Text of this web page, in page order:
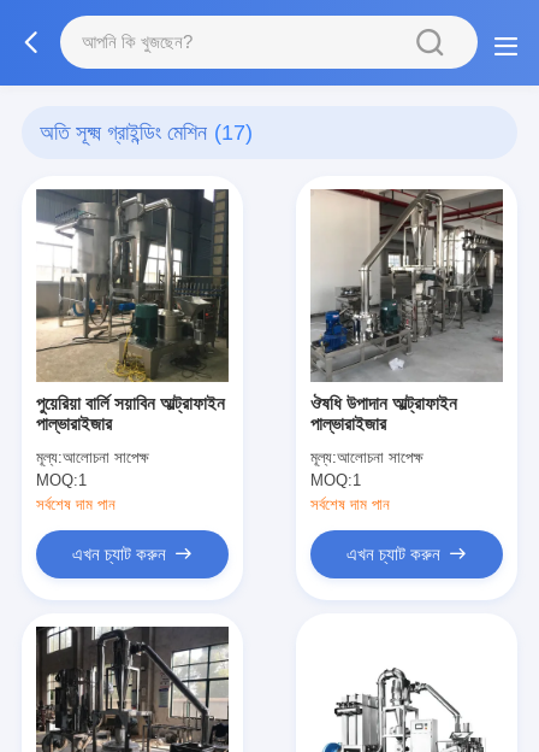
অতি সূক্ষ্ম গ্রাইন্ডিং মেশিন (17)
পুয়েরিয়া বার্লি সয়াবিন আল্ট্রাফাইন
পাল্ভারাইজার
মূল্য:আলোচনা সাপেক্ষ
MOQ:1
সর্বশেষ দাম পান
এখন চ্যাট করুন
ঔষধি উপাদান আল্ট্রাফাইন
পাল্ভারাইজার
মূল্য:আলোচনা সাপেক্ষ
MOQ:1
সর্বশেষ দাম পান
এখন চ্যাট করুন